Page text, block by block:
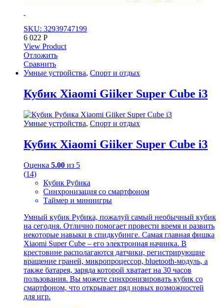
SKU: 32939747199
6 022 Р
View Product
Отложить
Сравнить
Умные устройства, Спорт и отдых
Кубик Xiaomi Giiker Super Cube i3
Умные устройства, Спорт и отдых
Кубик Xiaomi Giiker Super Cube i3
Оценка 5.00 из 5
(14)
Кубик Рубика
Синхронизация со смартфоном
Таймер и миниигры
Умный кубик Рубика, пожалуй самый необычный кубик
на сегодня. Отлично помогает провести время и развить
некоторые навыки в спидкубинге. Самая главная фишка
Xiaomi Super Cube – его электронная начинка. В
крестовине располагаются датчики, регистрирующие
вращение граней, микропроцессор, bluetooth-модуль, а
также батарея, заряда которой хватает на 30 часов
пользования. Вы можете синхронизировать кубик со
смартфоном, что открывает ряд новых возможностей
для игр.